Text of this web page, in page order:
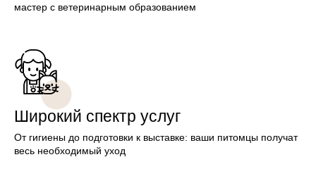
мастер с ветеринарным образованием
Широкий спектр услуг
От гигиены до подготовки к выставке: ваши питомцы получат
весь необходимый уход